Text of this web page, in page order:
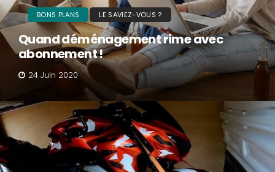
BONS PLANS LE SAVIEZ-VOUS ?
Quand déménagement rime avec
abonnement !
24 Juin 2020